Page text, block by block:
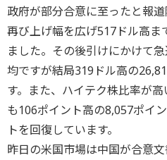
政府が部分合意に至ったと報
再び上げ幅を広げ517ドル高ま
ました。その後引けにかけて
均ですが結局319ドル高の
す。また、ハイテク株比率が
も106ポイント高の8,057ポイ
トを回復しています。
昨日の米国市場は中国が合意